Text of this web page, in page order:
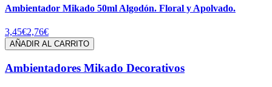
Ambientador Mikado 50ml Algodón. Floral y Apolvado.
3,45€2,76€
AÑADIR AL CARRITO
Ambientadores Mikado Decorativos